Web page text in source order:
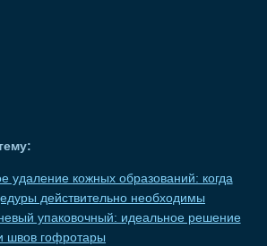
удаление кожных образований: когда
действительно необходимы
упаковочный: идеальное решение
швов гофротары